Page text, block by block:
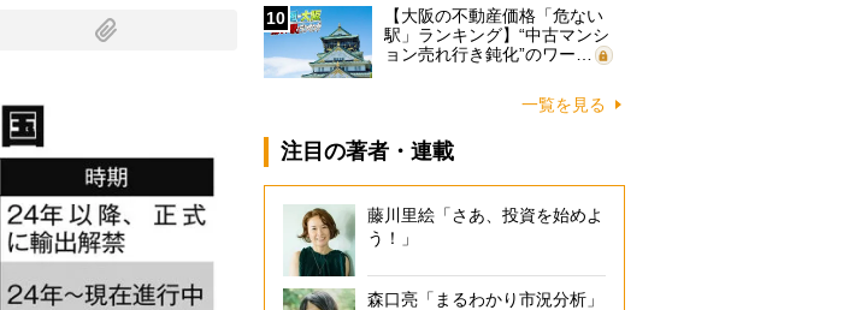
10
【大阪の不動産価格「危ない
駅」ランキング】“中古マンシ
ョン売れ行き鈍化”のワー…
一覧を見る
注目の著者・連載
藤川里絵「さあ、投資を始めよ
う！」
森口亮「まるわかり市況分析」